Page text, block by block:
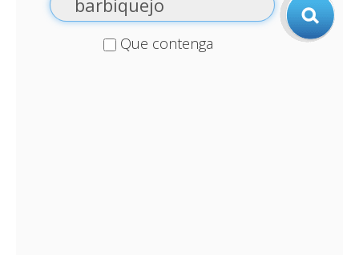
Que contenga